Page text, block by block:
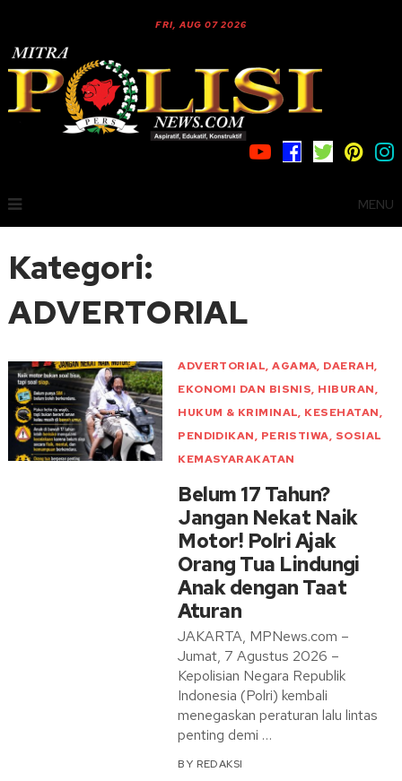
FRI, AUG 07 2026
MENU
Kategori:
ADVERTORIAL
ADVERTORIAL,AGAMA, DAERAH,
EKONOMI DAN BISNIS, HIBURAN,
HUKUM & KRIMINAL, KESEHATAN,
PENDIDIKAN, PERISTIWA, SOSIAL
KEMASYARAKATAN
Belum 17 Tahun?
Jangan Nekat Naik
Motor! Polri Ajak
Orang Tua Lindungi
Anak dengan Taat
Aturan
JAKARTA, MPNews.com –
Jumat, 7 Agustus 2026 –
Kepolisian Negara Republik
Indonesia (Polri) kembali
menegaskan peraturan lalu lintas
penting demi …
BY REDAKSI